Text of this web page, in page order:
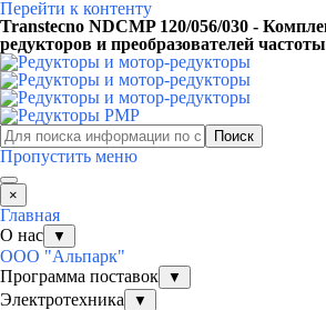
Перейти к контенту
Transtecno NDCMP 120/056/030 -
редукторов и преобразователей частоты
Поиск
Пропустить меню
×
Главная
О нас
▼
ООО "Альпарк"
Программа поставок
▼
Электротехника ▼